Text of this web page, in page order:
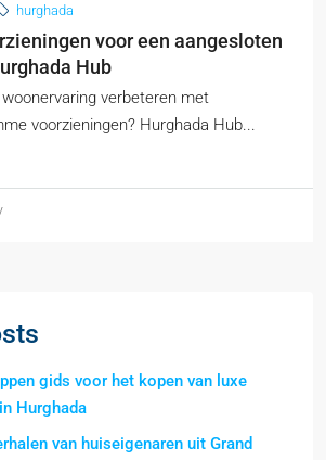
hurghada
voor een aangesloten
Hub
verbeteren met
voorzieningen? Hurghada Hub...
gids voor het kopen van luxe
Hurghada
van huiseigenaren uit Grand